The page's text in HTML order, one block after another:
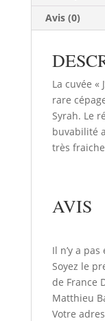
père"
Matthieu
Avis (0)
La cuvée «
rare
Syrah. Le
buvabilité
très
AVIS
Il n’y a pas
Soyez le
de France
Matthieu
Votre